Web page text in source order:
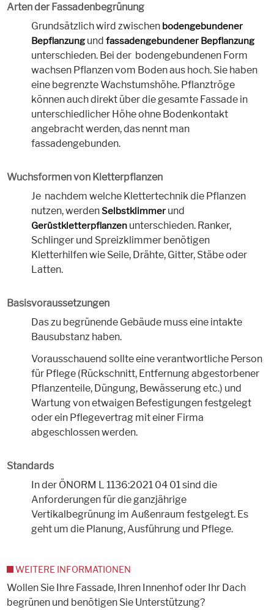
Arten der Fassadenbegrünung
Grundsätzlich wird zwischen bodengebundener
Bepflanzungund fassadengebundener Bepflanzung
unterschieden. Bei der bodengebundenen Form
wachsen Pflanzen vom Boden aus hoch. Sie haben
eine begrenzte Wachstumshöhe. Pflanztröge
können auch direkt über die gesamte Fassade in
unterschiedlicher Höhe ohne Bodenkontakt
angebracht werden, das nennt man
fassadengebunden.
Wuchsformen von Kletterpflanzen
Je nachdem welche Klettertechnik die Pflanzen
nutzen, werdenSelbstklimmerund
Gerüstkletterpflanzenunterschieden. Ranker,
Schlinger und Spreizklimmer benötigen
Kletterhilfen wie Seile, Drähte, Gitter, Stäbe oder
Latten.
Basisvoraussetzungen
Das zu begrünende Gebäude muss eine intakte
Bausubstanz haben.
Vorausschauend sollte eine verantwortliche Person
für Pflege (Rückschnitt, Entfernung abgestorbener
Pflanzenteile, Düngung, Bewässerung etc.) und
Wartung von etwaigen Befestigungen festgelegt
oder ein Pflegevertrag mit einer Firma
abgeschlossen werden.
Standards
In der ÖNORM L 1136:2021 04 01 sind die
Anforderungen für die ganzjährige
Vertikalbegrünung im Außenraum festgelegt. Es
geht um die Planung, Ausführung und Pflege.
WEITERE INFORMATIONEN
Wollen Sie Ihre Fassade, Ihren Innenhof oder Ihr Dach
begrünen und benötigen Sie Unterstützung?